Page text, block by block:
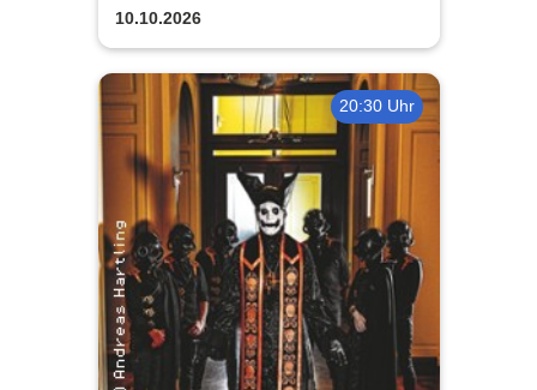
10.10.2026
20:30 Uhr